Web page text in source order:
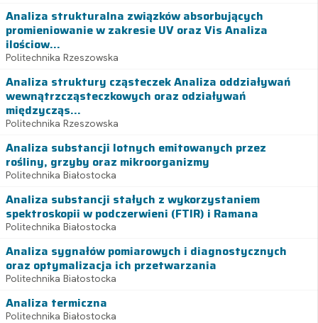
Analiza strukturalna związków absorbujących
promieniowanie w zakresie UV oraz Vis Analiza
ilościow...
Politechnika Rzeszowska
Analiza struktury cząsteczek Analiza oddziaływań
wewnątrzcząsteczkowych oraz odziaływań
międzycząs...
Politechnika Rzeszowska
Analiza substancji lotnych emitowanych przez
rośliny, grzyby oraz mikroorganizmy
Politechnika Białostocka
Analiza substancji stałych z wykorzystaniem
spektroskopii w podczerwieni (FTIR) i Ramana
Politechnika Białostocka
Analiza sygnałów pomiarowych i diagnostycznych
oraz optymalizacja ich przetwarzania
Politechnika Białostocka
Analiza termiczna
Politechnika Białostocka